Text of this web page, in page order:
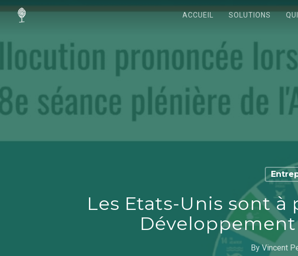
ACCUEIL SOLUTIONS
Les Etats-Unis sont
Développement
ByVincent